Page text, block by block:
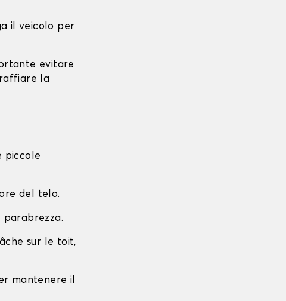
il veicolo per
evitare
la
piccole
del telo.
sur le toit,
mantenere il